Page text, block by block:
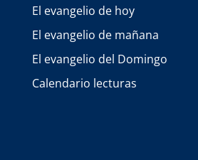
El evangelio de hoy
El evangelio de mañana
El evangelio del Domingo
Calendario lecturas